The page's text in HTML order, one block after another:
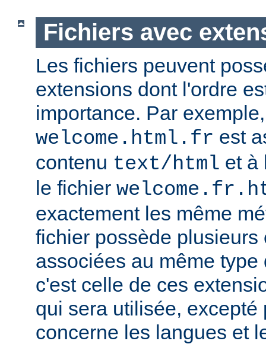
Fichiers avec
Les fichiers peuvent
extensions dont l'ordre
importance. Par
welcome.html.fr est
contenu text/html et à
le fichier
exactement les même
fichier possède plusieurs
associées au même
c'est celle de ces
qui sera utilisée, excepté
concerne les langues et